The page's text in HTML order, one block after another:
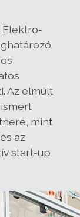
Elektro-
Az elmúlt
mint
az
start-up